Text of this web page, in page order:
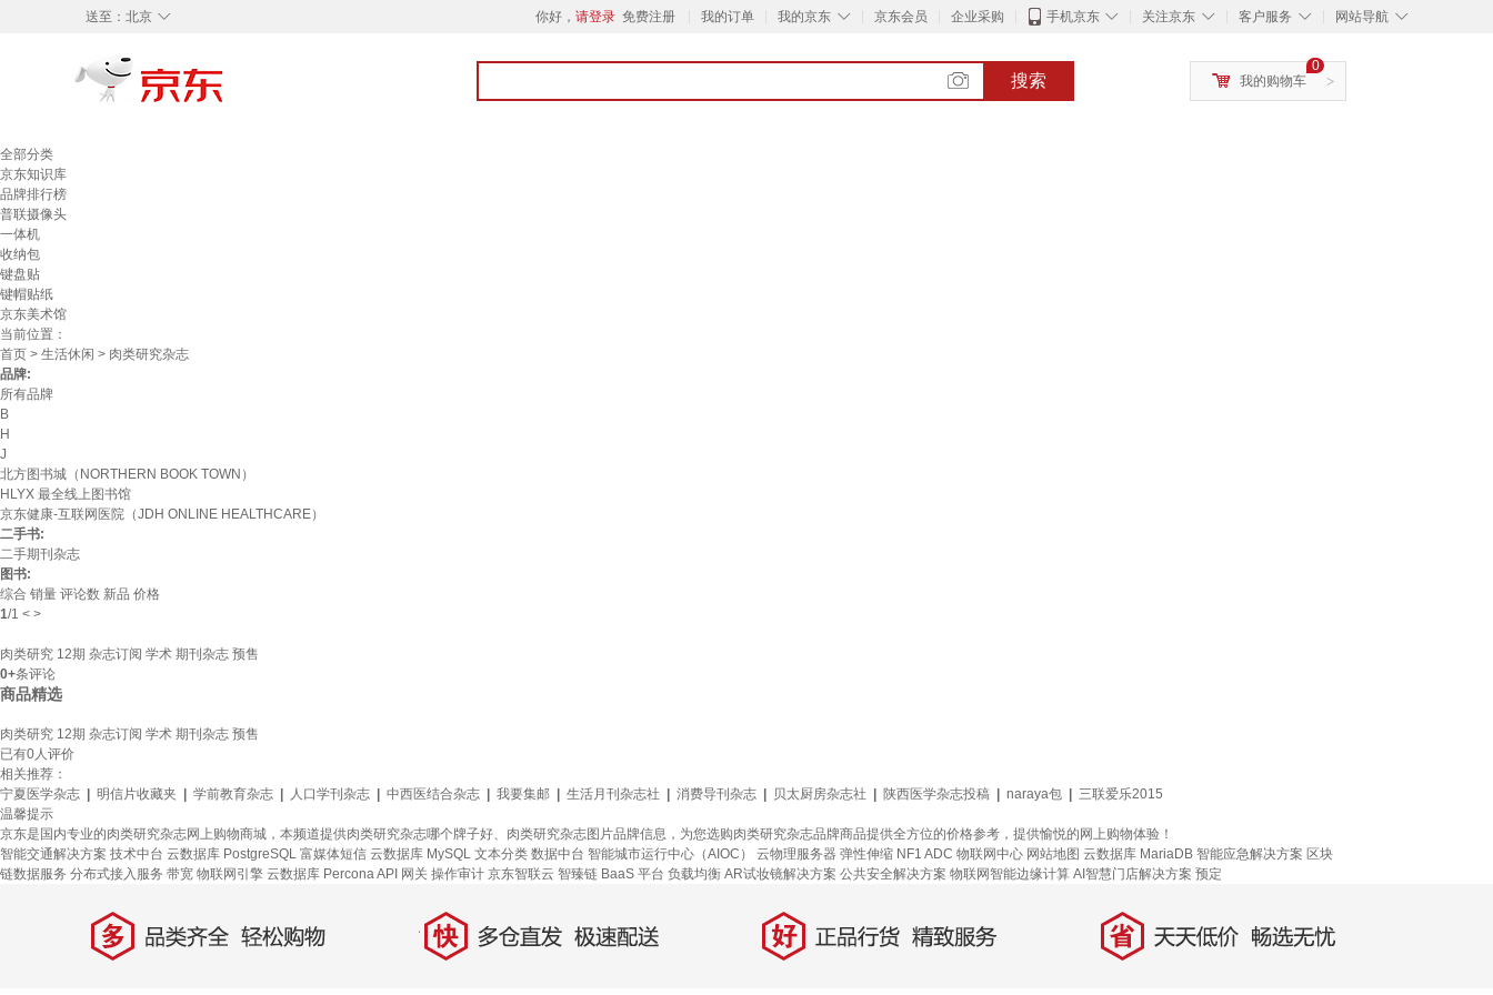
◇
送至： 北京 你好， 请登录 免费注册 我的订单 ◇
我的京东 京东会员 企业采购 ◇
手机京东 ◇
关注京东 ◇
客户服务 ◇
网站导航
搜索 >
0
我的购物车
全部分类
京东知识库
品牌排行榜
普联摄像头
一体机
收纳包
键盘贴
键帽贴纸
京东美术馆
当前位置：
首页 > 生活休闲 > 肉类研究杂志
品牌:
所有品牌
B
H
J
北方图书城（NORTHERN BOOK TOWN）
HLYX 最全线上图书馆
京东健康-互联网医院（JDH ONLINE HEALTHCARE）
二手书:
二手期刊杂志
图书:
综合 销量 评论数 新品 价格
1/1 < >
肉类研究 12期 杂志订阅 学术 期刊杂志 预售
0+条评论
商品精选
肉类研究 12期 杂志订阅 学术 期刊杂志 预售
已有0人评价
相关推荐：
宁夏医学杂志
明信片收藏夹 学前教育杂志 人口学刊杂志 中西医结合杂志 我要集邮 生活月刊杂志社 消费导刊杂志 贝太厨房杂志社 陕西医学杂志投稿 naraya包
三联爱乐2015
温馨提示
京东是国内专业的肉类研究杂志网上购物商城，本频道提供肉类研究杂志哪个牌子好、肉类研究杂志图片品牌信息，为您选购肉类研究杂志品牌商品提供全方位的价格参考，提供愉悦的网上购物体验！
智能交通解决方案 技术中台 云数据库 PostgreSQL 富媒体短信 云数据库 MySQL 文本分类 数据中台 智能城市运行中心（AIOC） 云物理服务器 弹性伸缩 NF1 ADC 物联网中心 网站地图 云数据库 MariaDB 智能应急解决方案 区块
链数据服务 分布式接入服务 带宽 物联网引擎 云数据库 PerconaAPI 网关 操作审计 京东智联云 智臻链 BaaS 平台 负载均衡 AR试妆镜解决方案 公共安全解决方案 物联网智能边缘计算 AI智慧门店解决方案 预定
多 品类齐全，轻松购物 快 多仓直发，极速配送 好 正品行货，精致服务 省 天天低价，畅选无忧